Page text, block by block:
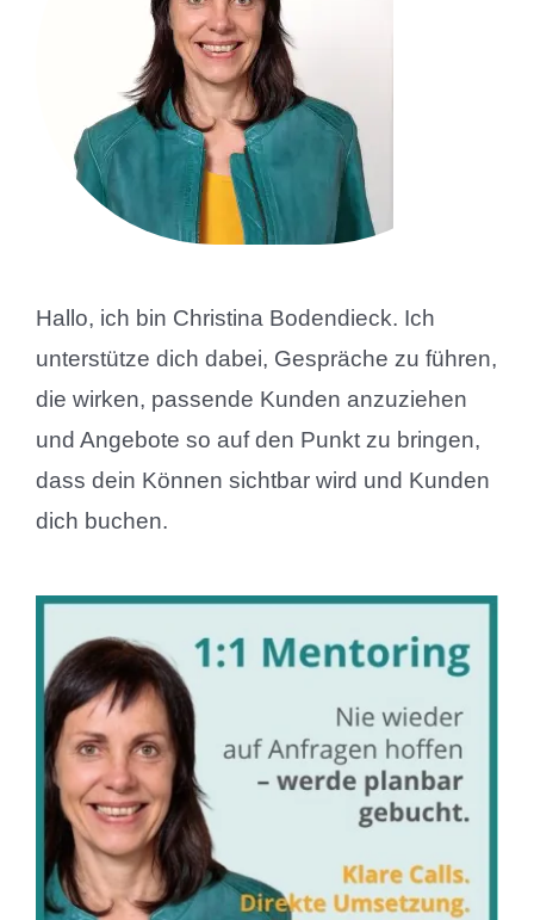
Hallo, ich bin Christina Bodendieck. Ich
unterstütze dich dabei, Gespräche zu führen,
die wirken, passende Kunden anzuziehen
und Angebote so auf den Punkt zu bringen,
dass dein Können sichtbar wird und Kunden
dich buchen.